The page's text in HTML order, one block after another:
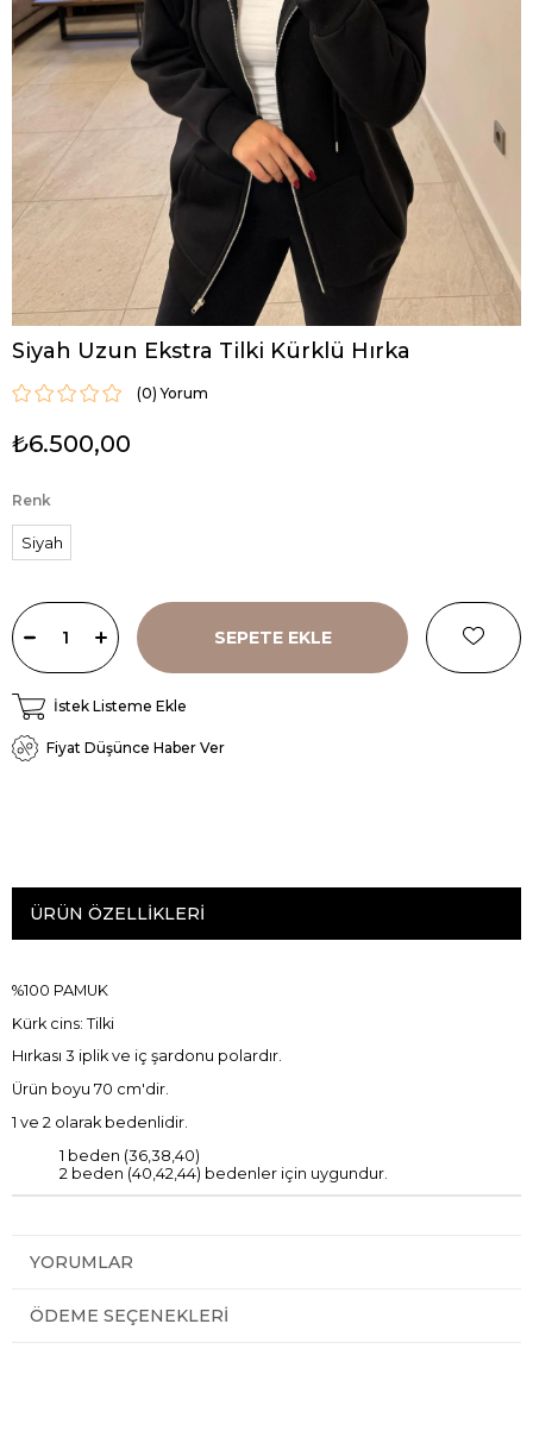
Siyah Uzun Ekstra Tilki Kürklü Hırka
(0)
₺6.500,00
Renk
Siyah
İstek Listeme Ekle
Fiyat Düşünce Haber Ver
ÜRÜN ÖZELLIKLERI
%100 PAMUK
Kürk cins: Tilki
Hırkası 3 iplik ve iç şardonu polardır.
Ürün boyu 70 cm'dir.
1 ve 2 olarak bedenlidir.
1 beden (36,38,40)
2 beden (40,42,44) bedenler için uygundur.
YORUMLAR
ÖDEME SEÇENEKLERI